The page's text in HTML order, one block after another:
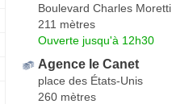
Boulevard Charles Moretti
211 mètres
Ouverte jusqu'à 12h30
Agence le Canet
place des États-Unis
260 mètres